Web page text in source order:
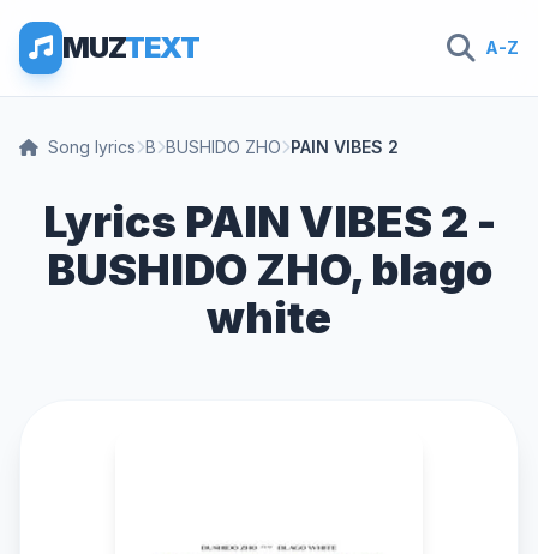
MUZTEXT A-Z
Song lyrics B BUSHIDO ZHO PAIN VIBES 2
Lyrics PAIN VIBES 2 -
BUSHIDO ZHO, blago
white